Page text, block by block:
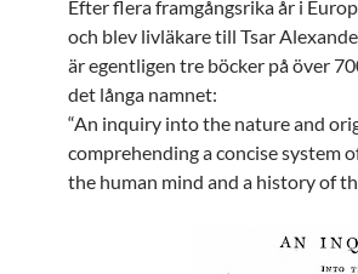
Efter flera framgångsrika år i
och blev livläkare till Tsar
är egentligen tre böcker på över
det långa namnet:
“An inquiry into the nature and
comprehending a concise system
the human mind and a history of